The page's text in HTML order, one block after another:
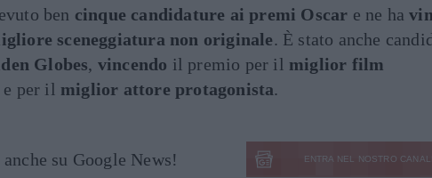
ben cinque candidature ai premi Oscar e ne ha
sceneggiatura non originale. È stato anche
Globes, vincendo il premio per il miglior film
e per il miglior attore protagonista.
su Google News! ENTRA NEL NOSTRO